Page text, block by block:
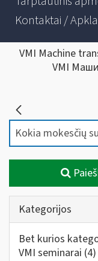
Kontaktai /
VMI Machine
VMI
Kategorijos
Bet kurios
VMI seminarai (4)